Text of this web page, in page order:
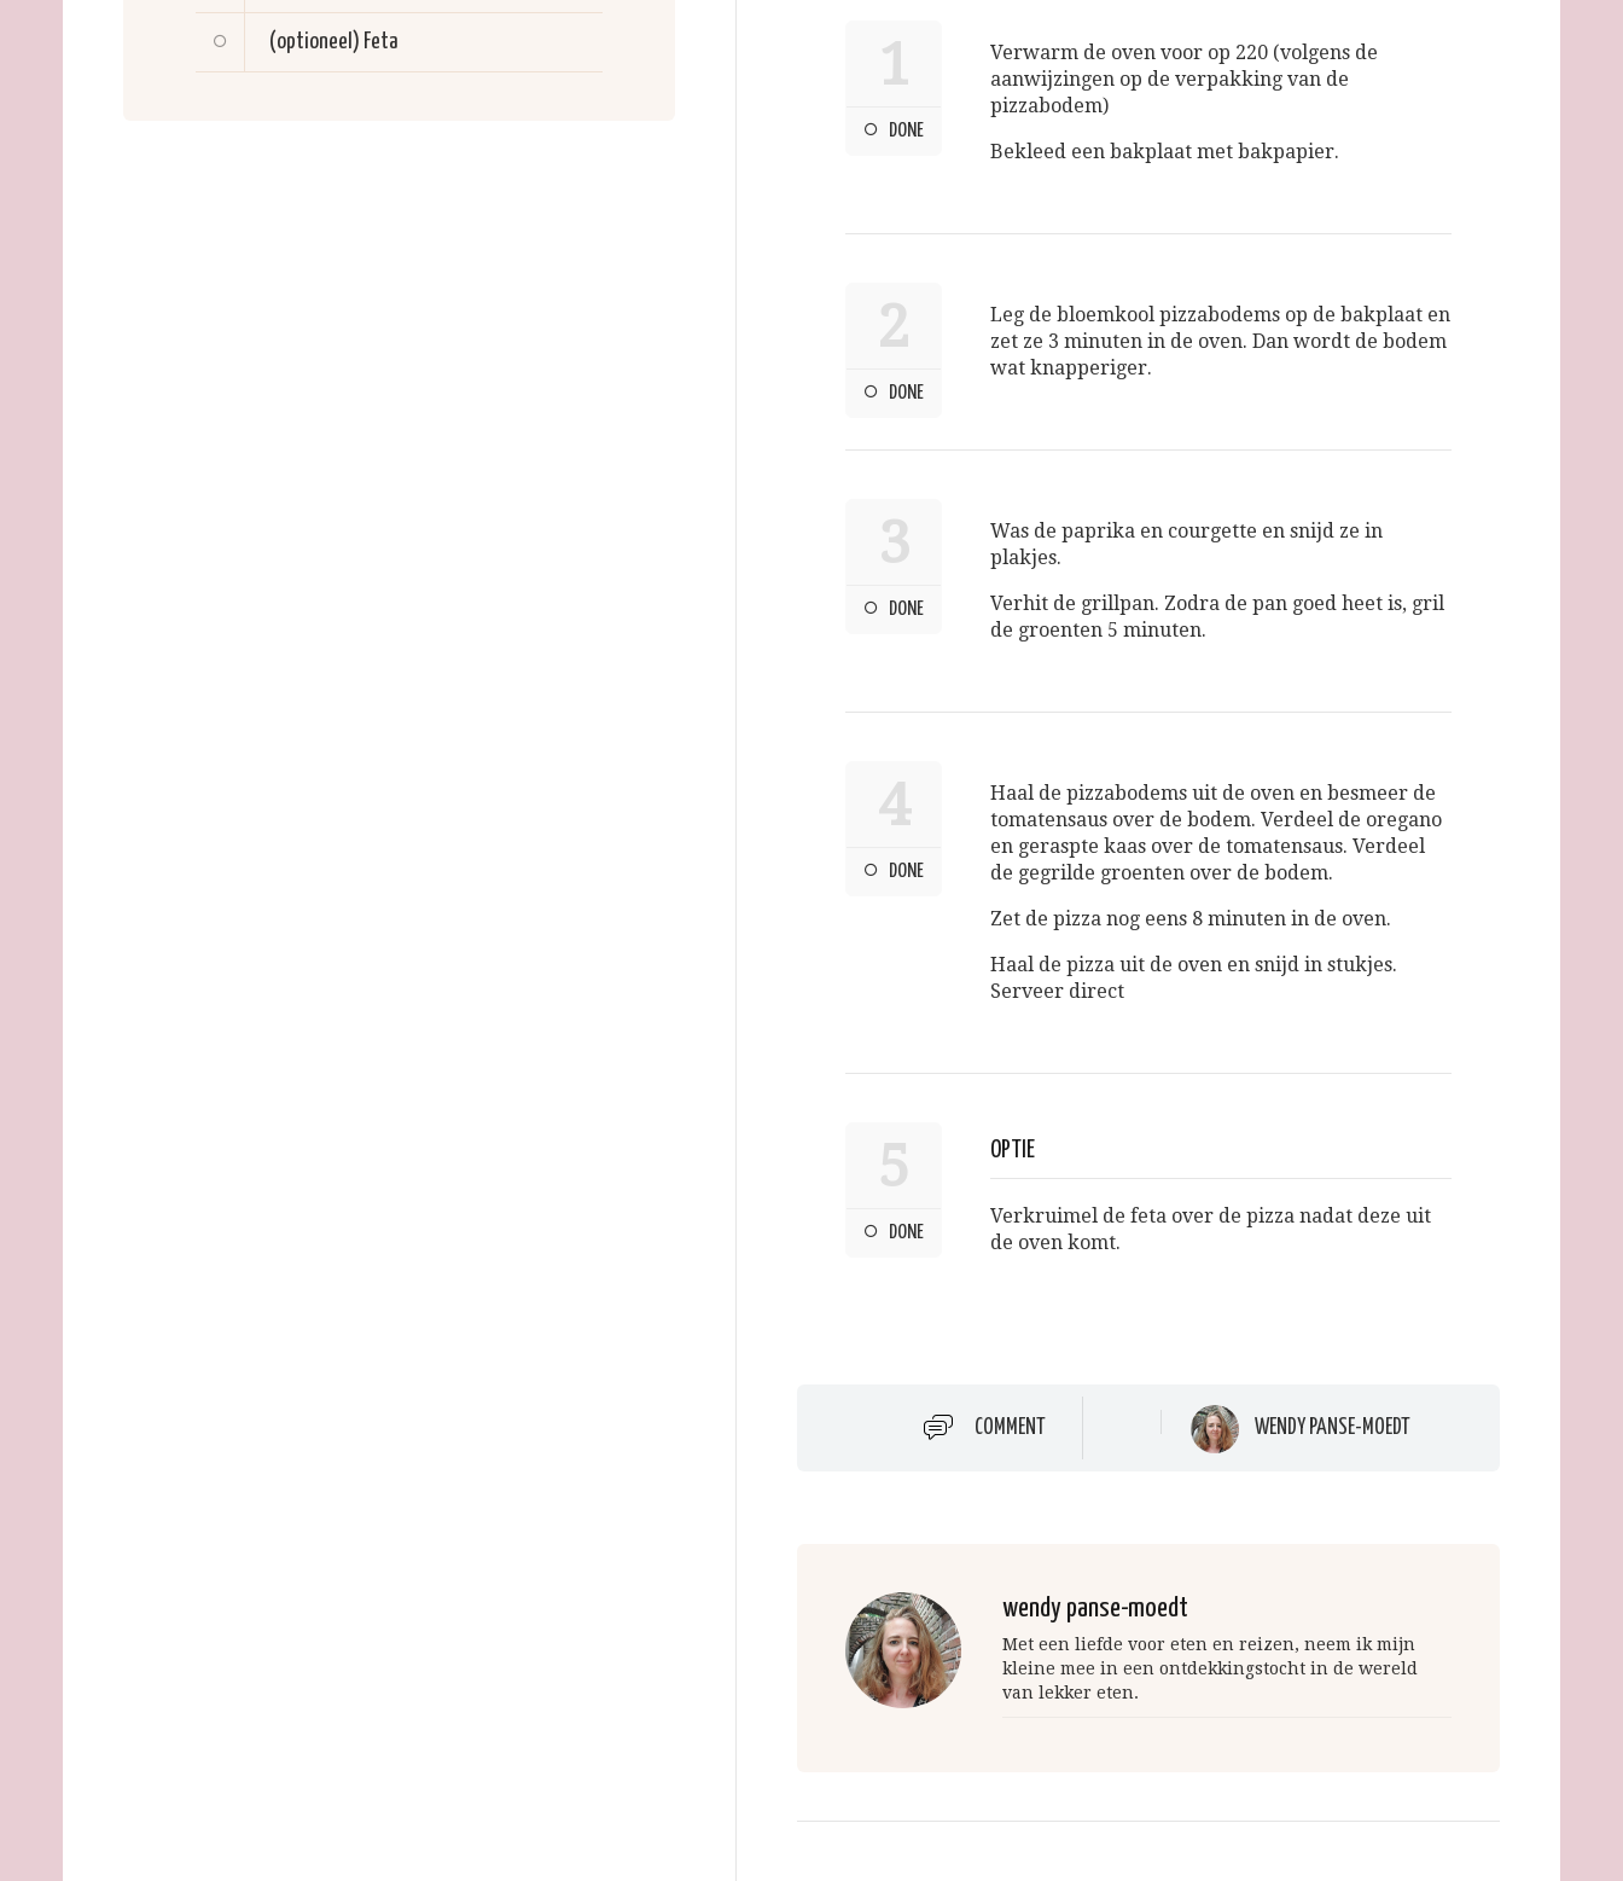
(optioneel) Feta 1
DONE
Verwarm de oven voor op 220 (volgens de
aanwijzingen op de verpakking van de
pizzabodem)
Bekleed een bakplaat met bakpapier.
2
DONE
Leg de bloemkool pizzabodems op de bakplaat en
zet ze 3 minuten in de oven. Dan wordt de bodem
wat knapperiger.
3
DONE
Was de paprika en courgette en snijd ze in
plakjes.
Verhit de grillpan. Zodra de pan goed heet is, gril
de groenten 5 minuten.
4
DONE
Haal de pizzabodems uit de oven en besmeer de
tomatensaus over de bodem. Verdeel de oregano
en geraspte kaas over de tomatensaus. Verdeel
de gegrilde groenten over de bodem.
Zet de pizza nog eens 8 minuten in de oven.
Haal de pizza uit de oven en snijd in stukjes.
Serveer direct
5
DONE
OPTIE
Verkruimel de feta over de pizza nadat deze uit
de oven komt.
COMMENT WENDY PANSE-MOEDT
wendy panse-moedt
Met een liefde voor eten en reizen, neem ik mijn
kleine mee in een ontdekkingstocht in de wereld
van lekker eten.